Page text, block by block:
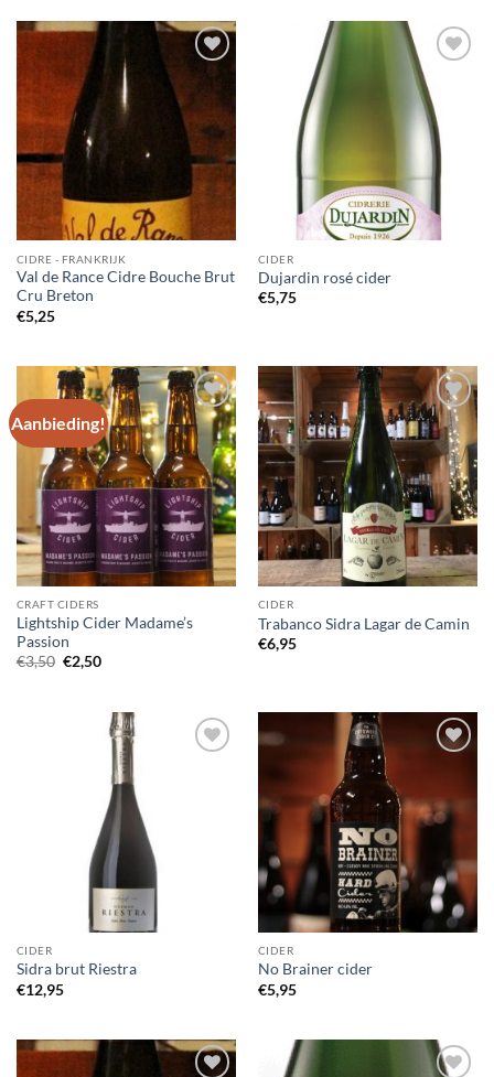
Voeg toe
wensenlijst
CIDRE - FRANKRIJK
Val de Rance Cidre Bouche Brut
Cru Breton
€5,25
Voeg toe
aan
wensenlijst
CIDER
Dujardin rosé cider
€5,75
Aanbieding!
Voeg toe
aan
wensenlijst
CRAFT CIDERS
Lightship Cider Madame’s
Passion
€3,50 Oorspronkelijke
prijs
€2,50Huidige
Voeg toe
aan
wensenlijst
CIDER
Trabanco Sidra Lagar de Camin
€6,95
CIDER
Sidra brut Riestra
€12,95
wensenlijst
CIDER
No Brainer cider
€5,95